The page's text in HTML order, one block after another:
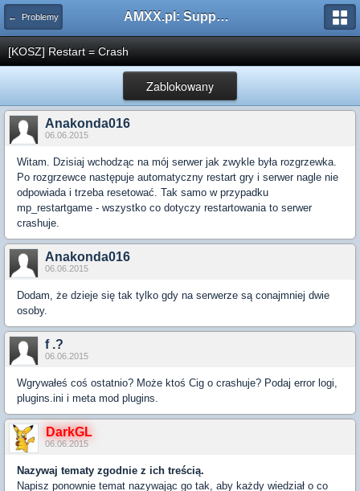
← Problemy AMXX.pl: Support AMX Mod X i SourceMod
[KOSZ] Restart = Crash
Zablokowany
Anakonda016
06.06.2015
Witam. Dzisiaj wchodząc na mój serwer jak zwykle była rozgrzewka.
Po rozgrzewce następuje automatyczny restart gry i serwer nagle nie
odpowiada i trzeba resetować. Tak samo w przypadku
mp_restartgame - wszystko co dotyczy restartowania to serwer
crashuje.
Anakonda016
06.06.2015
Dodam, że dzieje się tak tylko gdy na serwerze są conajmniej dwie
osoby.
f .?
06.06.2015
Wgrywałeś coś ostatnio? Może ktoś Cig o crashuje? Podaj error logi,
plugins.ini i meta mod plugins.
DarkGL
06.06.2015
Nazywaj tematy zgodnie z ich treścią.
Napisz ponownie temat nazywając go tak, aby każdy wiedział o co